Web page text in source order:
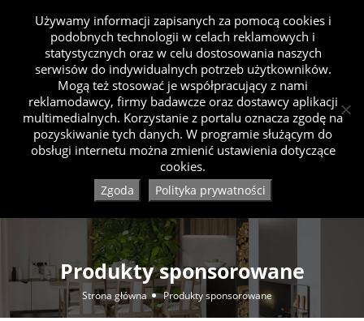
Produkty sponsorowane
Strona główna Produkty sponsorowane
Używamy informacji zapisanych za pomocą cookies i
podobnych technologii w celach reklamowych i
statystycznych oraz w celu dostosowania naszych
serwisów do indywidualnych potrzeb użytkowników.
Mogą też stosować je współpracujący z nami
reklamodawcy, firmy badawcze oraz dostawcy aplikacji
multimedialnych. Korzystanie z portalu oznacza zgodę na
pozyskiwanie tych danych. W programie służącym do
obsługi internetu można zmienić ustawienia dotyczące
cookies.
Zgoda Polityka prywatności